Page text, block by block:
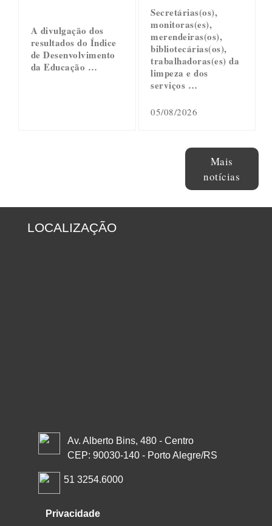
A divulgação dos
resultados do Índice
de Desenvolvimento
da Educação …
Secretárias(os),
monitoras(es),
merendeiras(os),
bibliotecárias(os),
trabalhadoras(es) da
limpeza e dos
serviços …
05/08/2026
Mais
notícias
LOCALIZAÇÃO
Av. Alberto Bins, 480 - Centro
CEP: 90030-140 - Porto Alegre/RS
51 3254.6000
Privacidade